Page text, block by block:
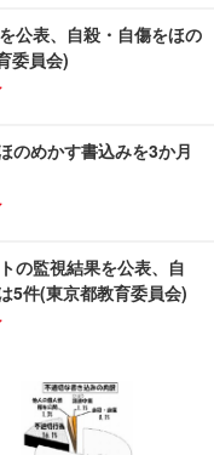
公表、自殺・自傷をほの
委員会)
のめかす書込みを3か月
の監視結果を公表、自
5件(東京都教育委員会)